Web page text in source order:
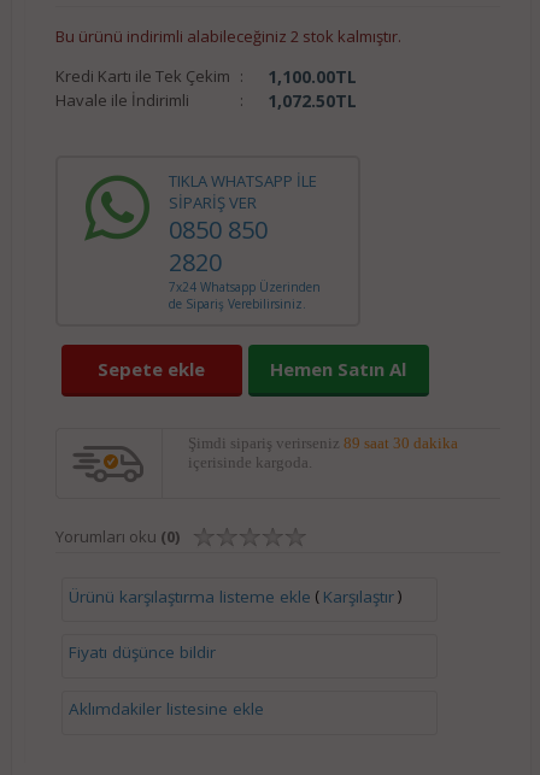
Bu ürünü indirimli alabileceğiniz 2 stok kalmıştır.
Kredi Kartı ile Tek Çekim : 1,100.00TL
Havale ile İndirimli : 1,072.50TL
TIKLA WHATSAPP İLE
SİPARİŞ VER
0850 850
2820
7x24 Whatsapp Üzerinden
de Sipariş Verebilirsiniz.
Sepete ekle Hemen Satın Al
Şimdi sipariş verirseniz 89 saat 30 dakika
içerisinde kargoda.
Yorumları oku (0)
Ürünü karşılaştırma listeme ekle ( Karşılaştır)
Fiyatı düşünce bildir
Aklımdakiler listesine ekle